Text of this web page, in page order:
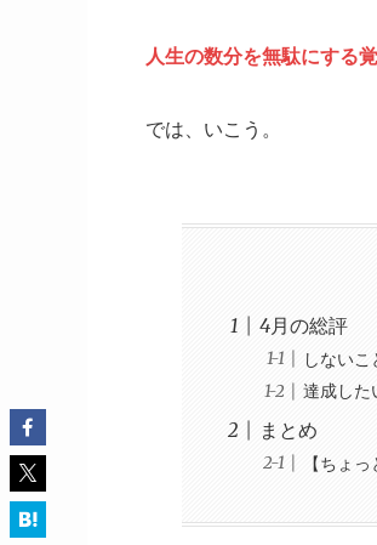
人生の数分を無駄にする
では、いこう。
4月の総評
しない
達成し
まとめ
【ちょ